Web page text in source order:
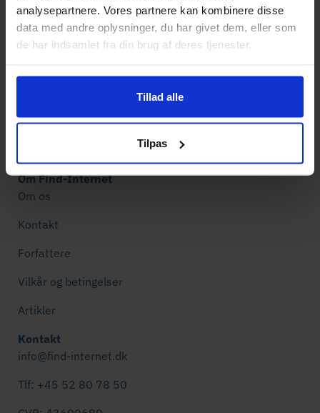
analysepartnere. Vores partnere kan kombinere disse
data med andre oplysninger, du har givet dem, eller som
de har indsamlet fra din brug af deres tjenester.
Tillad alle
Tilpas
8000 Aarhus C Denmark
Internet overblik
Internetudbydere
Om Find-Internet
Om os
Kontakt
Forfattere
Vilkår og betingelser
Artikler
Kontakt
info@find-internet.dk
Tlf: +45 52 80 78 50